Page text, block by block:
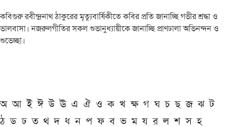
কবিগুরু রবীন্দ্রনাথ ঠাকুরের মৃত্যুবার্ষিকীতে কবির প্রতি জানাচ্ছি গভীর শ্রদ্ধা ও
ভালবাসা। নজরুলগীতির সকল শুভানুধ্যায়ীকে জানাচ্ছি প্রাণঢালা অভিনন্দন ও
শুভেচ্ছা।
অ আ ই ঈ উ ঊ এ ঐ ও ক খ ক্ষ গ ঘ চ ছ জ ঝ ট
ঠ ড ঢ ত থ দ ধ ন প ফ ব ভ ম য র ল শ স হ